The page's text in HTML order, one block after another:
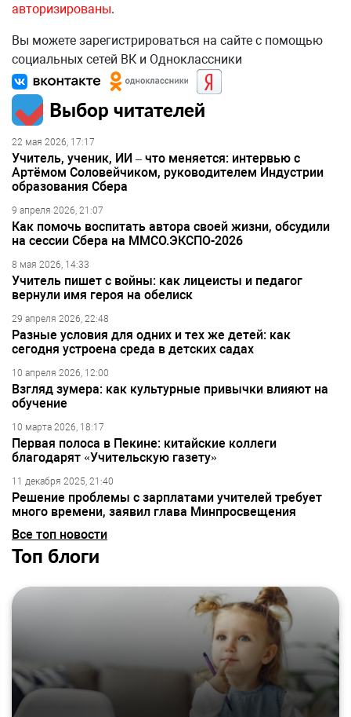
авторизированы.
Вы можете зарегистрироваться на сайте с помощью
социальных сетей ВК и Одноклассники
Выбор читателей
22 мая 2026, 17:17
Учитель, ученик, ИИ – что меняется: интервью с
Артёмом Соловейчиком, руководителем Индустрии
образования Сбера
9 апреля 2026, 21:07
Как помочь воспитать автора своей жизни, обсудили
на сессии Сбера на ММСО.ЭКСПО-2026
8 мая 2026, 14:33
Учитель пишет с войны: как лицеисты и педагог
вернули имя героя на обелиск
29 апреля 2026, 22:48
Разные условия для одних и тех же детей: как
сегодня устроена среда в детских садах
10 апреля 2026, 12:00
Взгляд зумера: как культурные привычки влияют на
обучение
10 марта 2026, 18:17
Первая полоса в Пекине: китайские коллеги
благодарят «Учительскую газету»
11 декабря 2025, 21:40
Решение проблемы с зарплатами учителей требует
много времени, заявил глава Минпросвещения
Все топ новости
Топ блоги